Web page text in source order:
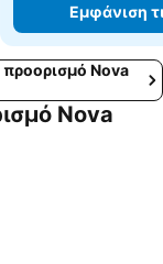
Εμφάνιση
Nova
Nova